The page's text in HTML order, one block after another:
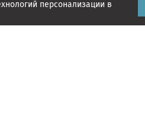
персонализации в